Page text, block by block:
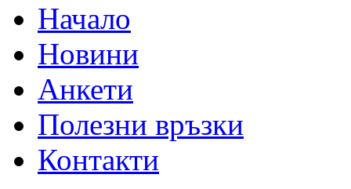
Начало
Новини
Анкети
Полезни връзки
Контакти